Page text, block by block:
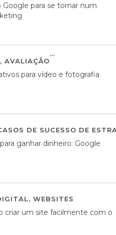
Google para se tornar num
, AVALIAÇÃO
para vídeo e fotografia
DE SUCESSO DE
ganhar dinheiro: Google
, WEBSITES
criar um site facilmente com o